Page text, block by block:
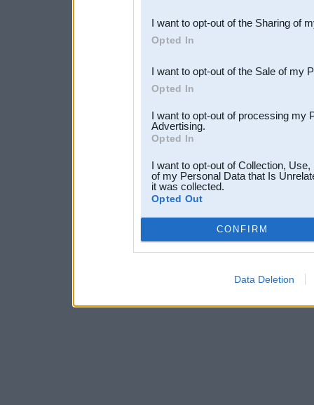
Downstream Participants
third parties.
I want to opt-out of the Sharing of
Opted In
I want to opt-out of the Sale of my
Opted In
I want to opt-out of processing my
Advertising.
Opted In
I want to opt-out of Collection,
of my Personal Data that Is
it was collected.
Opted Out
CONFIRM
Data Deletion